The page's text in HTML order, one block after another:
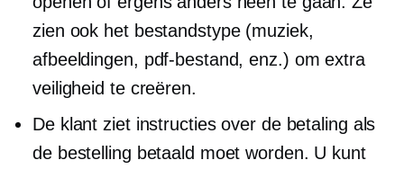
zien ook het bestandstype (muziek,
afbeeldingen, pdf-bestand, enz.) om extra
veiligheid te creëren.
De klant ziet instructies over de betaling als
de bestelling betaald moet worden. U kunt